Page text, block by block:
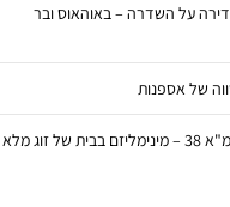
על השדרה – באוהאוס ובר
של אספנות
עיצוב דירת תמ"א 38 – מינימליזם בבית של זוג מלא